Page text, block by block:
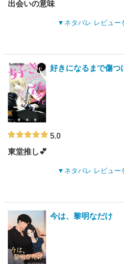
出会いの意味
ネタバレ レビュー
好きになるまで傷つ
5.0
東堂推し💕
ネタバレ レビュー
今は、黎明なだけ